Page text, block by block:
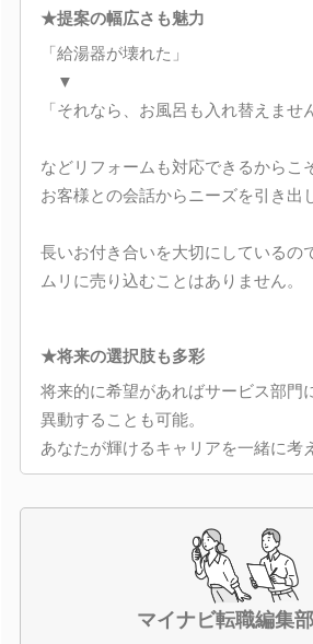
★提案の幅広さも魅力
「給湯器が壊れた」
▼
「それなら、お風呂も入れ替えませ
などリフォームも対応できるからこ
お客様との会話からニーズを引き出
長いお付き合いを大切にしているの
ムリに売り込むことはありません。
★将来の選択肢も多彩
将来的に希望があればサービス部門
異動することも可能。
あなたが輝けるキャリアを一緒に考
マイナビ転職編集